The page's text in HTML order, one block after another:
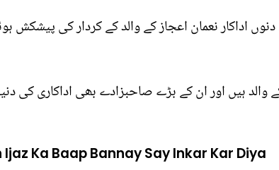
اداکار نعمان اعجاز کے والد کے کردار کی
ہیں اور ان کے بڑے صاحبزادے بھی اداکاری کی
Ka Baap Bannay Say Inkar Kar Diya